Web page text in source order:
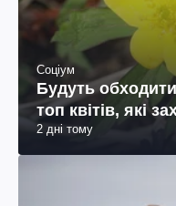
Соціум
Будуть
топ квітів, які
2 дні тому